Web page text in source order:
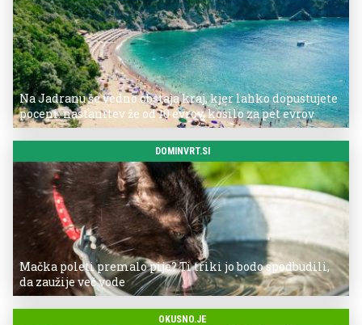
Na Jadranu še vedno obstaja kraj, kjer lahko dopustujete
poceni: nastanitev že od 10 evrov, kosilo za pet evrov
DOMINVRT.SI
Mačka poleti premalo pije? Ti triki jo bodo spodbudili,
da zaužije več vode
OKUSNO.JE